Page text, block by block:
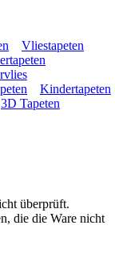
Vliestapeten
Kindertapeten
3D Tapeten
überprüft.
die die Ware nicht